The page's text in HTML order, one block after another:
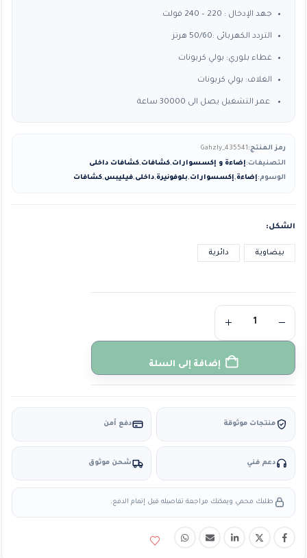
جهد الإدخال : 220 – 240 فولت
التردد الكهربائى :50/60 هرتز
غطاء بلوري: بولي كربونات
الغلاف: بولي كربونات
عمر التشغيل يصل الى 30000 ساعة
رمز المنتج:Gahzly_435541
التصنيفات:إضاءة و إكسسوارات,كشافات,كشافات داخلى
الوسوم:إضاءة,إكسسوارات,بلوفونيرة,داخلى,فيليبس,كشافات
الشكل
بيضاوية دائرية
إضافة إلى السلة
منتجات موثوقة دفع آمن
دعم فني شحن موثوق
طلبك محمي ويمكنك مراجعة تفاصيله قبل إتمام الدفع.